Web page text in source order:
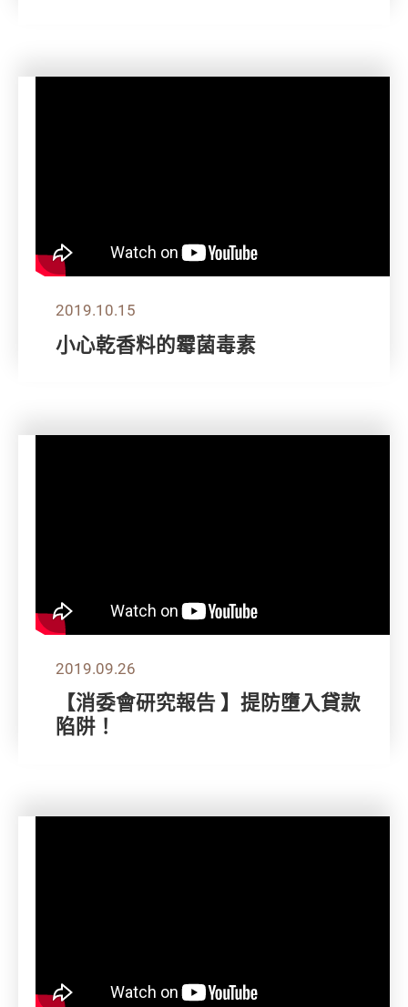
2019.10.15
小心乾香料的霉菌毒素
2019.09.26
【消委會研究報告 】提防墮入貸款
陷阱！